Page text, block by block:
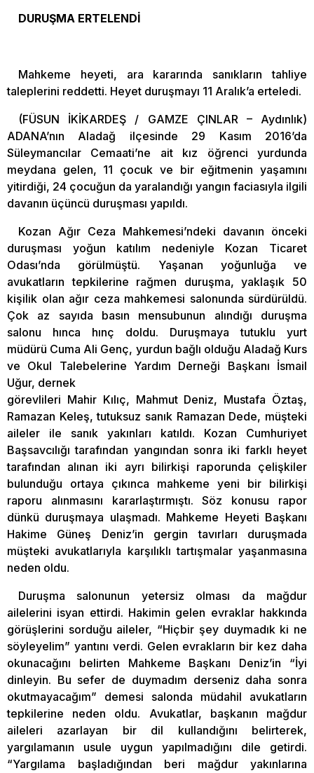
DURUŞMA ERTELENDİ
Mahkeme heyeti, ara kararında sanıkların tahliye
taleplerini reddetti. Heyet duruşmayı 11 Aralık’a erteledi.
(FÜSUN İKİKARDEŞ / GAMZE ÇINLAR – Aydınlık)
ADANA’nın Aladağ ilçesinde 29 Kasım 2016’da
Süleymancılar Cemaati’ne ait kız öğrenci yurdunda
meydana gelen, 11 çocuk ve bir eğitmenin yaşamını
yitirdiği, 24 çocuğun da yaralandığı yangın faciasıyla ilgili
davanın üçüncü duruşması yapıldı.
Kozan Ağır Ceza Mahkemesi’ndeki davanın önceki
duruşması yoğun katılım nedeniyle Kozan Ticaret
Odası’nda görülmüştü. Yaşanan yoğunluğa ve
avukatların tepkilerine rağmen duruşma, yaklaşık 50
kişilik olan ağır ceza mahkemesi salonunda sürdürüldü.
Çok az sayıda basın mensubunun alındığı duruşma
salonu hınca hınç doldu. Duruşmaya tutuklu yurt
müdürü Cuma Ali Genç, yurdun bağlı olduğu Aladağ Kurs
ve Okul Talebelerine Yardım Derneği Başkanı İsmail
Uğur, dernek
görevlileri Mahir Kılıç, Mahmut Deniz, Mustafa Öztaş,
Ramazan Keleş, tutuksuz sanık Ramazan Dede, müşteki
aileler ile sanık yakınları katıldı. Kozan Cumhuriyet
Başsavcılığı tarafından yangından sonra iki farklı heyet
tarafından alınan iki ayrı bilirkişi raporunda çelişkiler
bulunduğu ortaya çıkınca mahkeme yeni bir bilirkişi
raporu alınmasını kararlaştırmıştı. Söz konusu rapor
dünkü duruşmaya ulaşmadı. Mahkeme Heyeti Başkanı
Hakime Güneş Deniz’in gergin tavırları duruşmada
müşteki avukatlarıyla karşılıklı tartışmalar yaşanmasına
neden oldu.
Duruşma salonunun yetersiz olması da mağdur
ailelerini isyan ettirdi. Hakimin gelen evraklar hakkında
görüşlerini sorduğu aileler, “Hiçbir şey duymadık ki ne
söyleyelim” yantını verdi. Gelen evrakların bir kez daha
okunacağını belirten Mahkeme Başkanı Deniz’in “İyi
dinleyin. Bu sefer de duymadım derseniz daha sonra
okutmayacağım” demesi salonda müdahil avukatların
tepkilerine neden oldu. Avukatlar, başkanın mağdur
aileleri azarlayan bir dil kullandığını belirterek,
yargılamanın usule uygun yapılmadığını dile getirdi.
“Yargılama başladığından beri mağdur yakınlarına